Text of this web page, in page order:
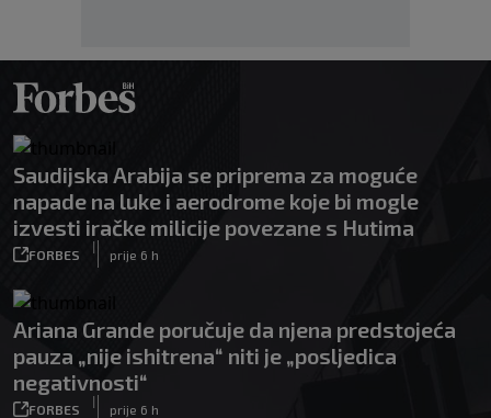
Saudijska Arabija se priprema za moguće
napade na luke i aerodrome koje bi mogle
izvesti iračke milicije povezane s Hutima
FORBES
|
prije 6 h
Ariana Grande poručuje da njena predstojeća
pauza „nije ishitrena“ niti je „posljedica
negativnosti“
FORBES
|
prije 6 h